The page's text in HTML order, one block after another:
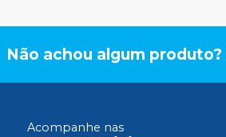
Não achou algum produto?
Acompanhe nas